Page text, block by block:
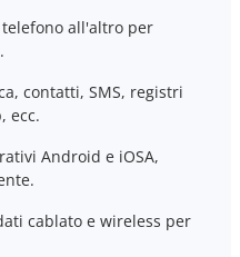
all'altro per
contatti, SMS, registri
ecc.
Android e iOSA,
cablato e wireless per